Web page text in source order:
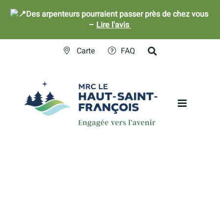
Des arpenteurs pourraient passer près de chez vous
– Lire l'avis
Carte FAQ